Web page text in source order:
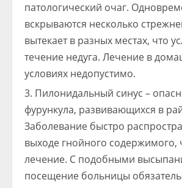
патологический очаг.
вскрываются несколько
вытекает в разных местах, что
течение недуга. Лечение в
условиях недопустимо.
Пилонидальный синус –
фурункула, развивающихся в
Заболевание быстро
выходе гнойного содержимого,
лечение. С подобными
посещение больницы